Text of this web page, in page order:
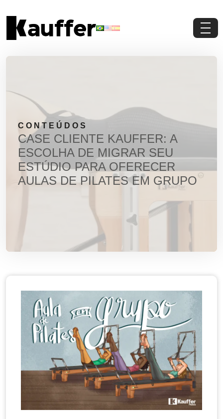
Materiais Gratuitos
Solicite um Orçamento
CONTEÚDOS
CASE CLIENTE KAUFFER: A
ESCOLHA DE MIGRAR SEU
ESTÚDIO PARA OFERECER
AULAS DE PILATES EM GRUPO